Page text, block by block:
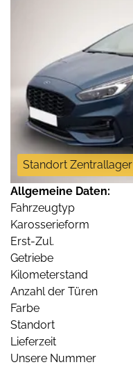
Standort Zentrallager
Allgemeine Daten:
Fahrzeugtyp
Karosserieform
Erst-Zul.
Getriebe
Kilometerstand
Anzahl der Türen
Farbe
Standort
Lieferzeit
Unsere Nummer